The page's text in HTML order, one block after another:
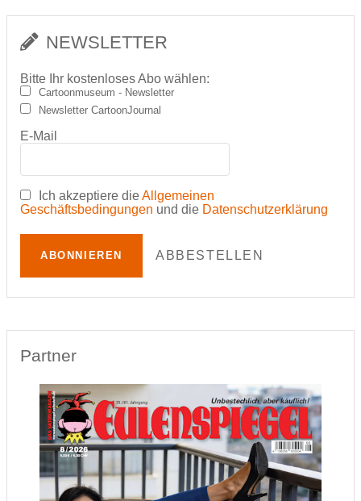
NEWSLETTER
Bitte Ihr kostenloses Abo wählen:
Cartoonmuseum - Newsletter
Newsletter CartoonJournal
E-Mail
Ich akzeptiere dieAllgemeinen
Geschäftsbedingungen und die Datenschutzerklärung
ABONNIEREN ABBESTELLEN
Partner